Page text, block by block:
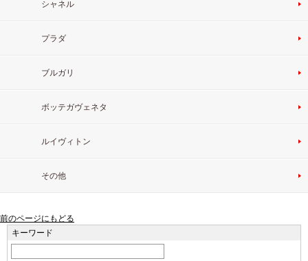
シャネル
プラダ
ブルガリ
ボッテガヴェネタ
ルイヴィトン
その他
前のページにもどる
キーワード